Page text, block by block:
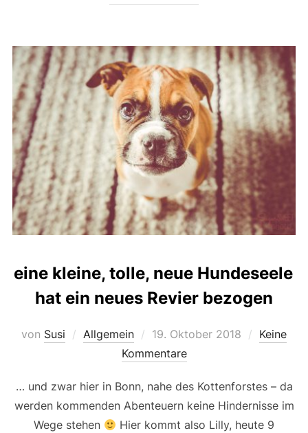
eine kleine, tolle, neue Hundeseele
hat ein neues Revier bezogen
von Susi Allgemein
Veröffentlicht
am
19. Oktober 2018
Keine
Kommentare
… und zwar hier in Bonn, nahe des Kottenforstes – da
werden kommenden Abenteuern keine Hindernisse im
Wege stehen
Hier kommt also Lilly, heute 9